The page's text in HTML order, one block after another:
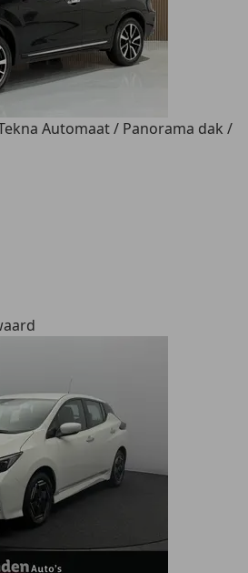
Automaat / Panorama dak /